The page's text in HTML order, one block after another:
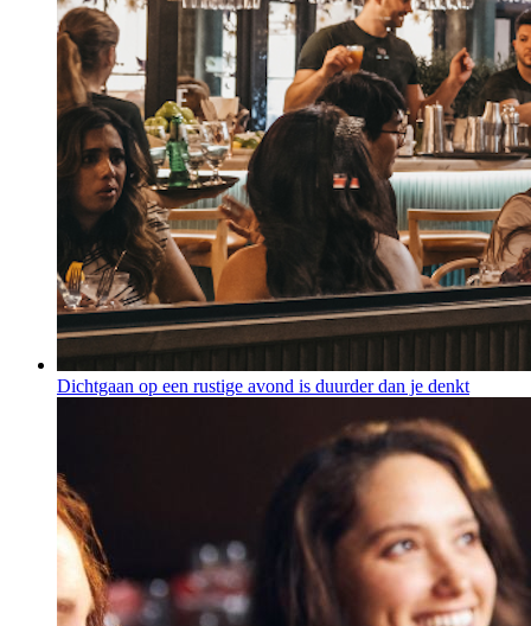
Dichtgaan op een rustige avond is duurder dan je denkt